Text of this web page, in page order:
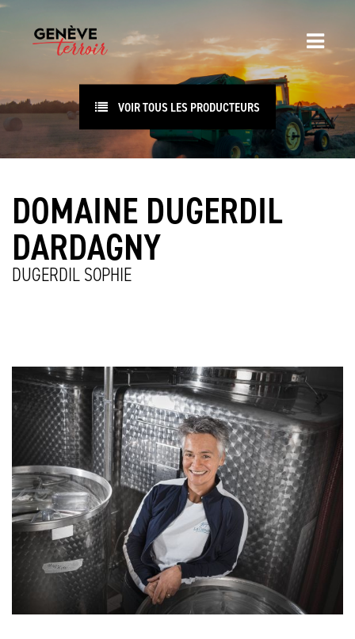
VOIR TOUS LES PRODUCTEURS
DOMAINE DUGERDIL
DARDAGNY
DUGERDIL SOPHIE